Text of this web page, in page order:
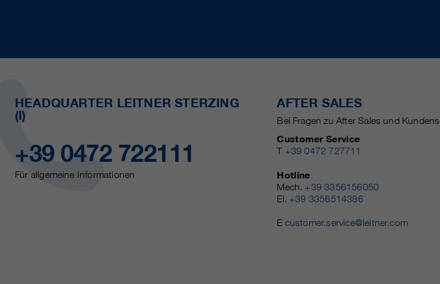
HEADQUARTER LEITNER STERZING
(I)
+39 0472 722111
Für allgemeine Informationen
AFTER SALES
Bei Fragen zu After Sales und
Customer Service
T +39 0472 727711
Hotline
Mech. +39 3356156050
El. +39 3356514386
E customer.service@leitner.com